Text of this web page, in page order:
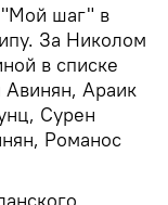
"Мой шаг" в
За Николом
в списке
Авинян, Араик
Сурен
Романос